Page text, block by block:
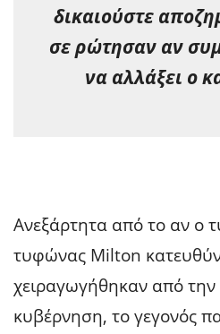
δικαιούστε
σε ρώτησαν αν
να αλλάξει ο
Ανεξάρτητα από το αν ο
τυφώνας Milton
χειραγωγήθηκαν από
κυβέρνηση, το γεγονός